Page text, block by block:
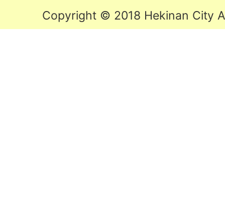
Copyright © 2018 Hekinan City